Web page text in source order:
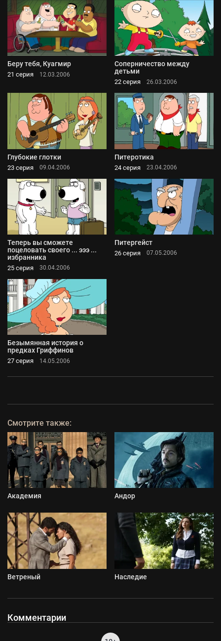
Беру тебя, Куагмир
21 серия 12.03.2006
Соперничество между
детьми
22 серия 26.03.2006
Глубокие глотки
23 серия 09.04.2006
Питеротика
24 серия 23.04.2006
Теперь вы сможете
поцеловать своего ... эээ ...
избранника
25 серия 30.04.2006
Питергейст
26 серия 07.05.2006
Безымянная история о
предках Гриффинов
27 серия 14.05.2006
Смотрите также:
Академия Андор
Ветреный Наследие
Комментарии